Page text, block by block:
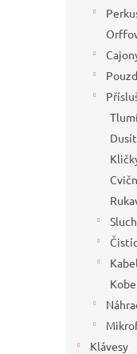
Klávesy